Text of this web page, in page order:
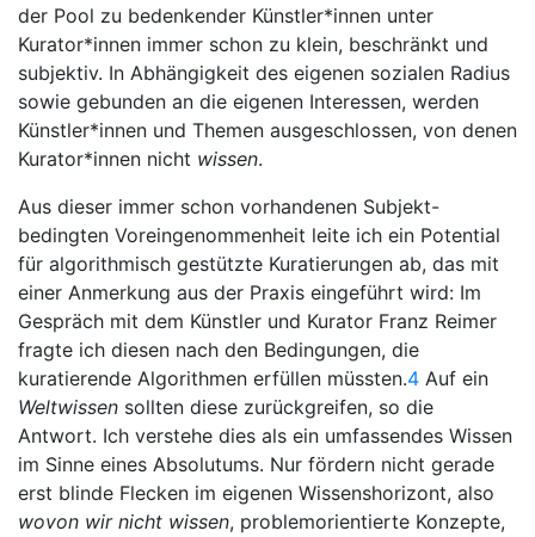
der Pool zu bedenkender Künstler*innen unter
Kurator*innen immer schon zu klein, beschränkt und
subjektiv. In Abhängigkeit des eigenen sozialen Radius
sowie gebunden an die eigenen Interessen, werden
Künstler*innen und Themen ausgeschlossen, von denen
Kurator*innen nicht wissen.
Aus dieser immer schon vorhandenen Subjekt-
bedingten Voreingenommenheit leite ich ein Potential
für algorithmisch gestützte Kuratierungen ab, das mit
einer Anmerkung aus der Praxis eingeführt wird: Im
Gespräch mit dem Künstler und Kurator Franz Reimer
fragte ich diesen nach den Bedingungen, die
kuratierende Algorithmen erfüllen müssten.4 Auf ein
Weltwissen sollten diese zurückgreifen, so die
Antwort. Ich verstehe dies als ein umfassendes Wissen
im Sinne eines Absolutums. Nur fördern nicht gerade
erst blinde Flecken im eigenen Wissenshorizont, also
wovon wir nicht wissen, problemorientierte Konzepte,